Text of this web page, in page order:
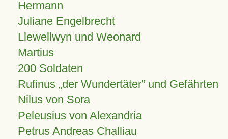
Hermann
Juliane Engelbrecht
Llewellwyn und Weonard
Martius
200 Soldaten
Rufinus „der Wundertäter” und Gefährten
Nilus von Sora
Peleusius von Alexandria
Petrus Andreas Challiau